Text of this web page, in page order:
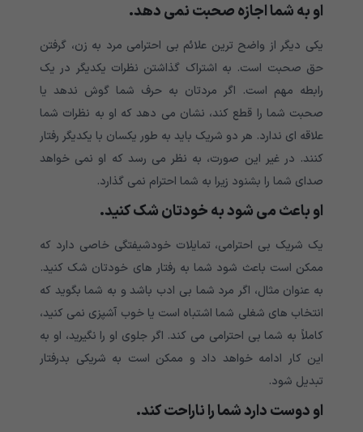
او به شما اجازه صحبت نمی دهد.
یکی دیگر از واضح ترین علائم بی احترامی مرد به زن، گرفتن
حق صحبت است. به اشتراک گذاشتن نظرات یکدیگر در یک
رابطه مهم است. اگر مردتان به حرف شما گوش ندهد یا
صحبت شما را قطع کند، نشان می دهد که او به نظرات شما
علاقه ای ندارد. هر دو شریک باید به طور یکسان با یکدیگر رفتار
کنند. در غیر این صورت، به نظر می رسد که او نمی خواهد
صدای شما را بشنود زیرا به شما احترام نمی گذارد.
او باعث می شود به خودتان شک کنید.
یک شریک بی احترامی، تمایلات خودشیفتگی خاصی دارد که
ممکن است باعث شود شما به رفتار های خودتان شک کنید.
به عنوان مثال، اگر مرد شما بی ادب باشد و به شما بگوید که
انتخاب های شغلی شما اشتباه است یا خوب آشپزی نمی کنید،
کاملاً به شما بی احترامی می کند. اگر جلوی او را نگیرید، او به
این کار ادامه خواهد داد و ممکن است به شریکی بدرفتار
تبدیل شود.
او دوست دارد شما را ناراحت کند.